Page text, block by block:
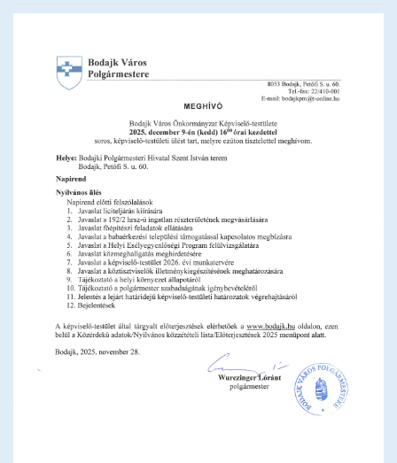
Egészségügy
Oktatás, nevelés
Vendéglátás
Civil oldalak
Testvérvárosok
Rendőrség
Közművelődés
Tervek, koncepciók, stratégiák, programok
Befektetőbarát Település